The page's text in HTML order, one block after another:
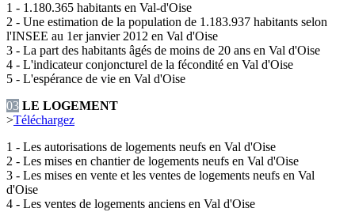
1 - 1.180.365 habitants en Val-d'Oise
2 - Une estimation de la population de 1.183.937 habitants selon
l'INSEE au 1er janvier 2012 en Val d'Oise
3 - La part des habitants âgés de moins de 20 ans en Val d'Oise
4 - L'indicateur conjoncturel de la fécondité en Val d'Oise
5 - L'espérance de vie en Val d'Oise
03 LE LOGEMENT
>Téléchargez
1 - Les autorisations de logements neufs en Val d'Oise
2 - Les mises en chantier de logements neufs en Val d'Oise
3 - Les mises en vente et les ventes de logements neufs en Val
d'Oise
4 - Les ventes de logements anciens en Val d'Oise